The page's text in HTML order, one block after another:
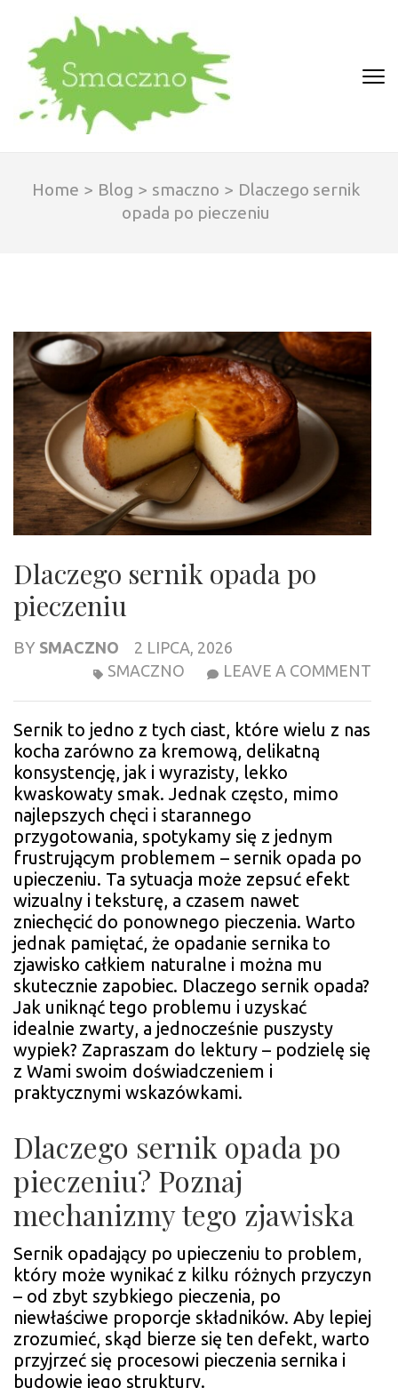
content
(Press
Enter)
Home > Blog > smaczno > Dlaczego sernik
opada po pieczeniu
Dlaczego sernik opada po
pieczeniu
BY SMACZNO
2 LIPCA, 2026
LEAVE A COMMENT
SMACZNO
Sernik to jedno z tych ciast, które wielu z nas
kocha zarówno za kremową, delikatną
konsystencję, jak i wyrazisty, lekko
kwaskowaty smak. Jednak często, mimo
najlepszych chęci i starannego
przygotowania, spotykamy się z jednym
frustrującym problemem – sernik opada po
upieczeniu. Ta sytuacja może zepsuć efekt
wizualny i teksturę, a czasem nawet
zniechęcić do ponownego pieczenia. Warto
jednak pamiętać, że opadanie sernika to
zjawisko całkiem naturalne i można mu
skutecznie zapobiec. Dlaczego sernik opada?
Jak uniknąć tego problemu i uzyskać
idealnie zwarty, a jednocześnie puszysty
wypiek? Zapraszam do lektury – podzielę się
z Wami swoim doświadczeniem i
praktycznymi wskazówkami.
Dlaczego sernik opada po
pieczeniu? Poznaj
mechanizmy tego zjawiska
Sernik opadający po upieczeniu to problem,
który może wynikać z kilku różnych przyczyn
– od zbyt szybkiego pieczenia, po
niewłaściwe proporcje składników. Aby lepiej
zrozumieć, skąd bierze się ten defekt, warto
przyjrzeć się procesowi pieczenia sernika i
budowie jego struktury.